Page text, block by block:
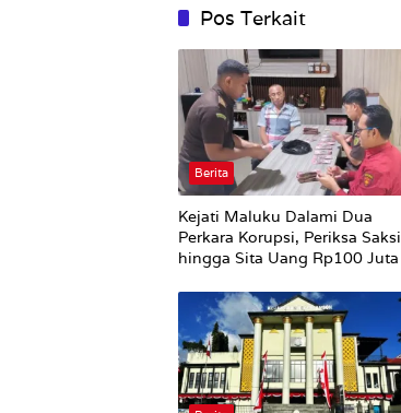
Pos Terkait
Berita
Kejati Maluku Dalami Dua
Perkara Korupsi, Periksa Saksi
hingga Sita Uang Rp100 Juta